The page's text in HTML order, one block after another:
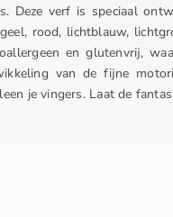
Deze verf is speciaal
rood, lichtblauw,
en glutenvrij,
van de fijne
je vingers. Laat de